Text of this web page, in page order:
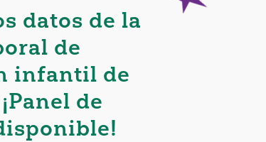
datos de la
de
infantil de
de